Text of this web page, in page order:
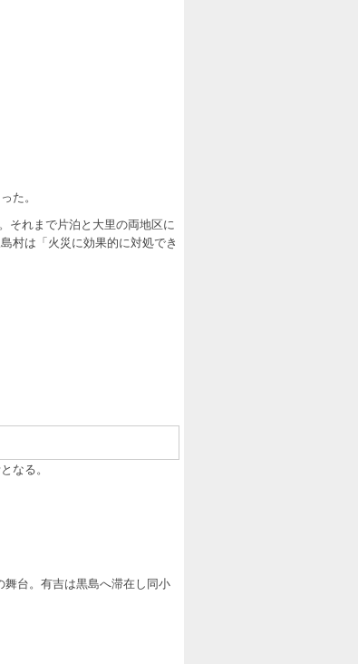
た。
それまで片泊と大里の両地区に
村は「火災に効果的に対処でき
なる。
台。有吉は黒島へ滞在し同小